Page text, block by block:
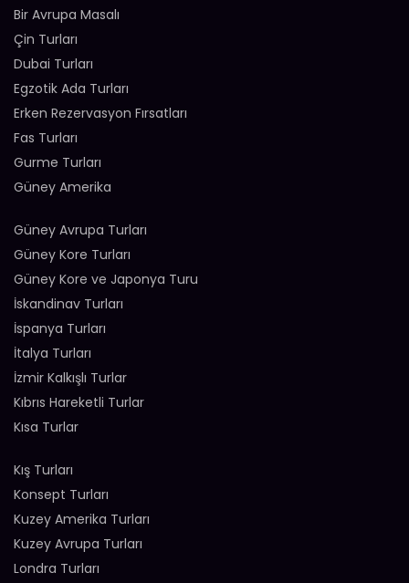
Bir Avrupa Masalı
Çin Turları
Dubai Turları
Egzotik Ada Turları
Erken Rezervasyon Fırsatları
Fas Turları
Gurme Turları
Güney Amerika
Güney Avrupa Turları
Güney Kore Turları
Güney Kore ve Japonya Turu
İskandinav Turları
İspanya Turları
İtalya Turları
İzmir Kalkışlı Turlar
Kıbrıs Hareketli Turlar
Kısa Turlar
Kış Turları
Konsept Turları
Kuzey Amerika Turları
Kuzey Avrupa Turları
Londra Turları